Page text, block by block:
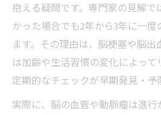
抱える疑問です。専門家の見解
かった場合でも2年から3年に一
ます。その理由は、脳梗塞や脳
は加齢や生活習慣の変化によって
定期的なチェックが早期発見・予
実際に、脳の血管や動脈瘤は進